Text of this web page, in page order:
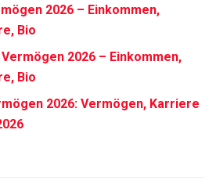
2026 – Einkommen,
Bio
2026 – Einkommen,
Bio
2026: Vermögen, Karriere